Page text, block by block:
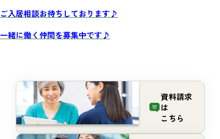
ご入居相談お待ちしております♪
一緒に働く仲間を募集中です♪
資料請求
は
こちら